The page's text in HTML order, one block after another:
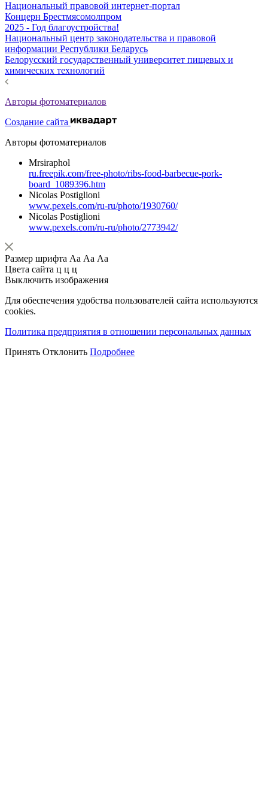
Национальный правовой интернет-портал
Концерн Брестмясомолпром
2025 - Год благоустройства!
Национальный центр законодательства и правовой
информации Республики Беларусь
Белорусский государственный университет пищевых и
химических технологий
Авторы фотоматериалов
Создание сайта
Авторы фотоматериалов
Mrsiraphol
ru.freepik.com/free-photo/ribs-food-barbecue-pork-
board_1089396.htm
Nicolas Postiglioni
www.pexels.com/ru-ru/photo/1930760/
Nicolas Postiglioni
www.pexels.com/ru-ru/photo/2773942/
Размер шрифта Аа Аа Аа
Цвета сайта ц ц ц
Выключить изображения
Для обеспечения удобства пользователей сайта используются
cookies.
Политика предприятия в отношении персональных данных
Принять Отклонить Подробнее